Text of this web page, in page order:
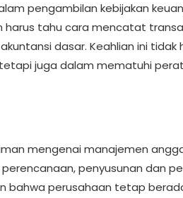
pengambilan kebijakan
harus tahu cara mencatat
dasar. Keahlian ini tidak
juga dalam mematuhi
mengenai manajemen
penyusunan dan
bahwa perusahaan tetap